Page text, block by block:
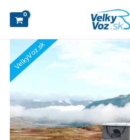
VelkyVoz.sk